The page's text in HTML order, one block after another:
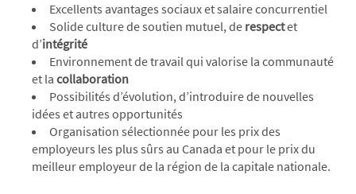
Excellents avantages sociaux et salaire concurrentiel
Solide culture de soutien mutuel, de respectet
d’intégrité
Environnement de travail qui valorise la communauté
et la collaboration
Possibilités d’évolution, d’introduire de nouvelles
idées et autres opportunités
Organisation sélectionnée pour les prix des
employeurs les plus sûrs au Canada et pour le prix du
meilleur employeur de la région de la capitale nationale.